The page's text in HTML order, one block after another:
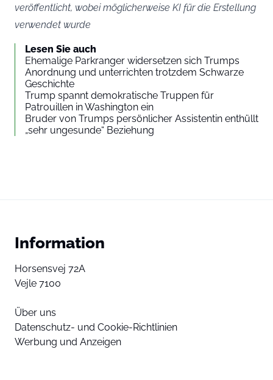
veröffentlicht, wobei möglicherweise KI für die Erstellung
verwendet wurde
Lesen Sie auch
Ehemalige Parkranger widersetzen sich Trumps
Anordnung und unterrichten trotzdem Schwarze
Geschichte
Trump spannt demokratische Truppen für
Patrouillen in Washington ein
Bruder von Trumps persönlicher Assistentin enthüllt
„sehr ungesunde“ Beziehung
Information
Horsensvej 72A
Vejle 7100
Über uns
Datenschutz- und Cookie-Richtlinien
Werbung und Anzeigen